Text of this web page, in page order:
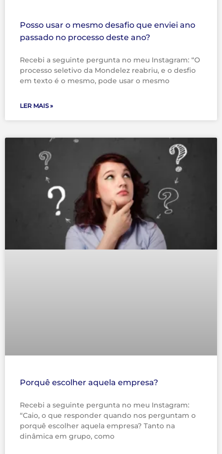
Posso usar o mesmo desafio que enviei ano
passado no processo deste ano?
Recebi a seguinte pergunta no meu Instagram: “O
processo seletivo da Mondelez reabriu, e o desfio
em texto é o mesmo, pode usar o mesmo
LER MAIS »
Porquê escolher aquela empresa?
Recebi a seguinte pergunta no meu Instagram:
“Caio, o que responder quando nos perguntam o
porquê escolher aquela empresa? Tanto na
dinâmica em grupo, como